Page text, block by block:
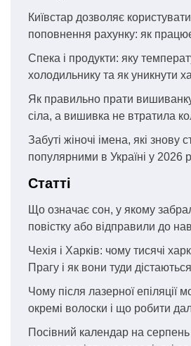
Київстар дозволяє
поповнення рахунку: як
Спека і продукти: яку
холодильнику та як уникнути
Як правильно прати
сіла, а вишивка не втратила
Забуті жіночі імена, які знову
популярними в Україні у 2026
Статті
Що означає сон, у якому
повістку або відправили до
Чехія і Харків: чому тисячі
Прагу і як вони туди дістаються
Чому після лазерної епіляції
окремі волоски і що робити
Посівний календар на